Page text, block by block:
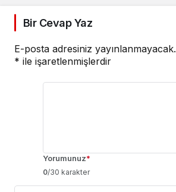
Bir Cevap Yaz
E-posta adresiniz yayınlanmayacak.
* ile işaretlenmişlerdir
Yorumunuz*
0/30 karakter